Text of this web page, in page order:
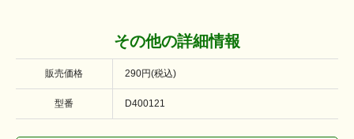
その他の詳細情報
販売価格 290円(税込)
型番 D400121